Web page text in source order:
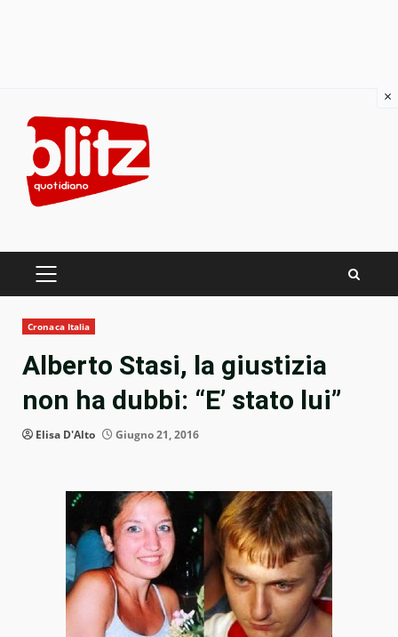
content
PRIMARY
Cronaca Italia
Alberto Stasi, la giustizia
non ha dubbi: “E’ stato lui”
Elisa D'Alto Giugno 21, 2016
×